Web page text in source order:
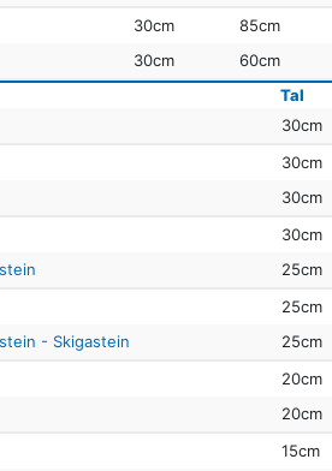
30cm 85cm
30cm 60cm
Tal
30cm
30cm
30cm
30cm
25cm
25cm
- Skigastein
25cm
20cm
20cm
15cm